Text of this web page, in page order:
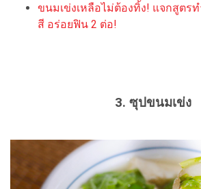
ขนมเข่งเหลือไม่ต้องทิ้ง! แจกสูตร
สี อร่อยฟิน 2 ต่อ!
3. ซุปขนมเข่ง